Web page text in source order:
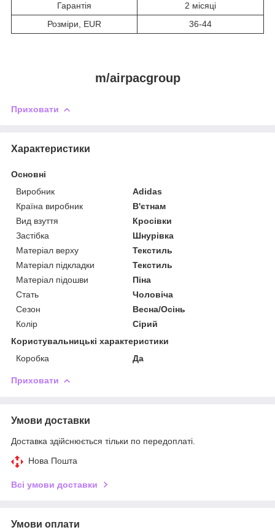
Гарантія
2 місяці
Розміри, EUR
36-44
m/airpacgroup
Приховати
Характеристики
Основні
Виробник
Adidas
Країна виробник
В'єтнам
Вид взуття
Кросівки
Застібка
Шнурівка
Матеріал верху
Текстиль
Матеріал підкладки
Текстиль
Матеріал підошви
Піна
Стать
Чоловіча
Сезон
Весна/Осінь
Колір
Сірий
Користувальницькі характеристики
Коробка
Да
Приховати
Умови доставки
Доставка здійснюється тільки по передоплаті.
Нова Пошта
Всі умови доставки
Умови оплати